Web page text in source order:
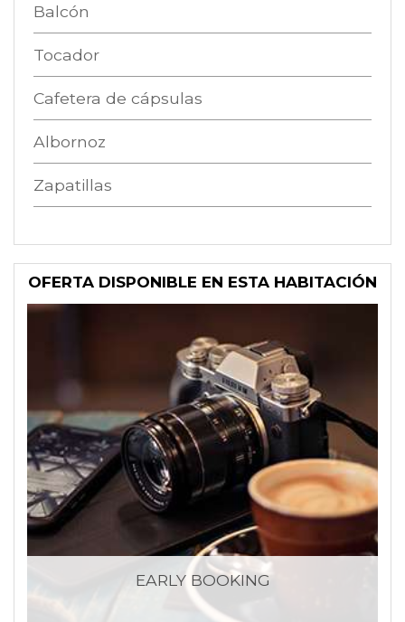
Balcón
Tocador
Cafetera de cápsulas
Albornoz
Zapatillas
OFERTA DISPONIBLE EN ESTA HABITACIÓN
EARLY BOOKING